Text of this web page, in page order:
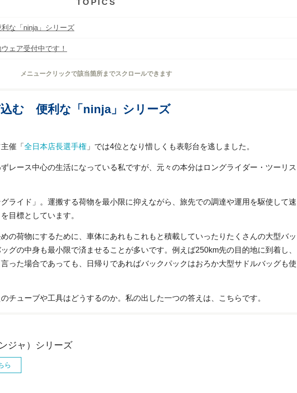
TOPICS
な「ninja」シリーズ
ェア受付中です！
メニュークリックで該当箇所までスクロールできます
む 便利な「ninja」シリーズ
催「 全日本店長選手権 」では4位となり惜しくも表彰台を逃しました。
レース中心の生活になっている私ですが、元々の本分はロングライダー・ツーリス
ライド」。運搬する荷物を最小限に抑えながら、旅先での調達や運用を駆使して速
目標としています。
の荷物にするために、車体にあれもこれもと積載していったりたくさんの大型バッ
グの中身も最小限で済ませることが多いです。例えば250km先の目的地に到着し、
った場合であっても、日帰りであればバックパックはおろか大型サドルバッグも使
チューブや工具はどうするのか。私の出した一つの答えは、こちらです。
ジャ）シリーズ
ら